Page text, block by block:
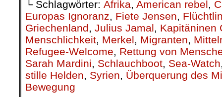
└ Schlagwörter: Afrika, American rebel,
Europas Ignoranz, Fiete Jensen,
Griechenland, Julius Jamal, Kapitäninen
Menschlichkeit, Merkel, Migranten,
Refugee-Welcome, Rettung von
Sarah Mardini, Schlauchboot, Sea-Watch
stille Helden, Syrien, Überquerung des
Bewegung